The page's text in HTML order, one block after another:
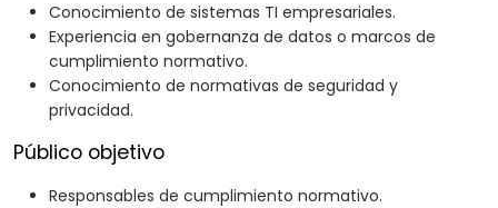
Conocimiento de sistemas TI empresariales.
Experiencia en gobernanza de datos o marcos de
cumplimiento normativo.
Conocimiento de normativas de seguridad y
privacidad.
Público objetivo
Responsables de cumplimiento normativo.